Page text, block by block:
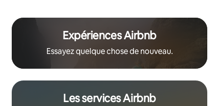
Expériences Airbnb
Essayez quelque chose de nouveau.
Les services Airbnb